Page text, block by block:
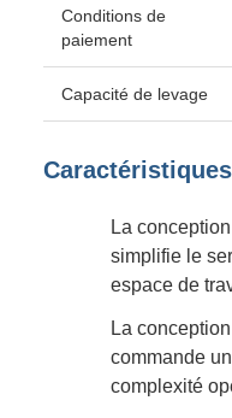
Conditions de
paiement
Capacité de levage
La
simplifie le
espace de
La
commande
complexité